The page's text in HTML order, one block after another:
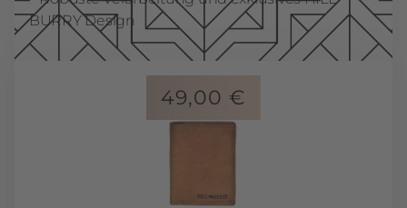
BURRY Design
49,00 €